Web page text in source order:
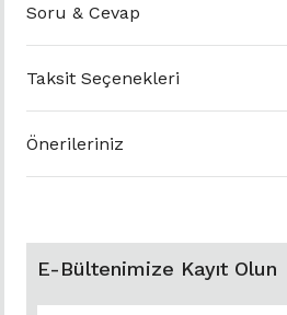
Soru & Cevap
Taksit Seçenekleri
Önerileriniz
E-Bültenimize Kayıt Olun